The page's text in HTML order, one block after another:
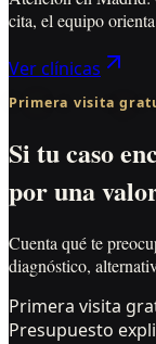
cita, el equipo
Ver clínicas
Primera visita
Si tu caso
por una
Cuenta qué te
diagnóstico,
Primera visita
Presupuesto